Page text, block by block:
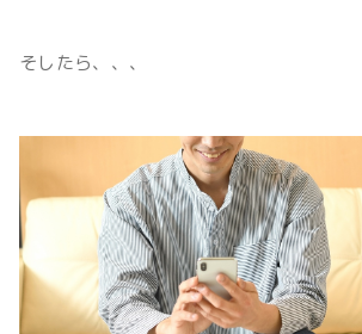
そしたら、、、